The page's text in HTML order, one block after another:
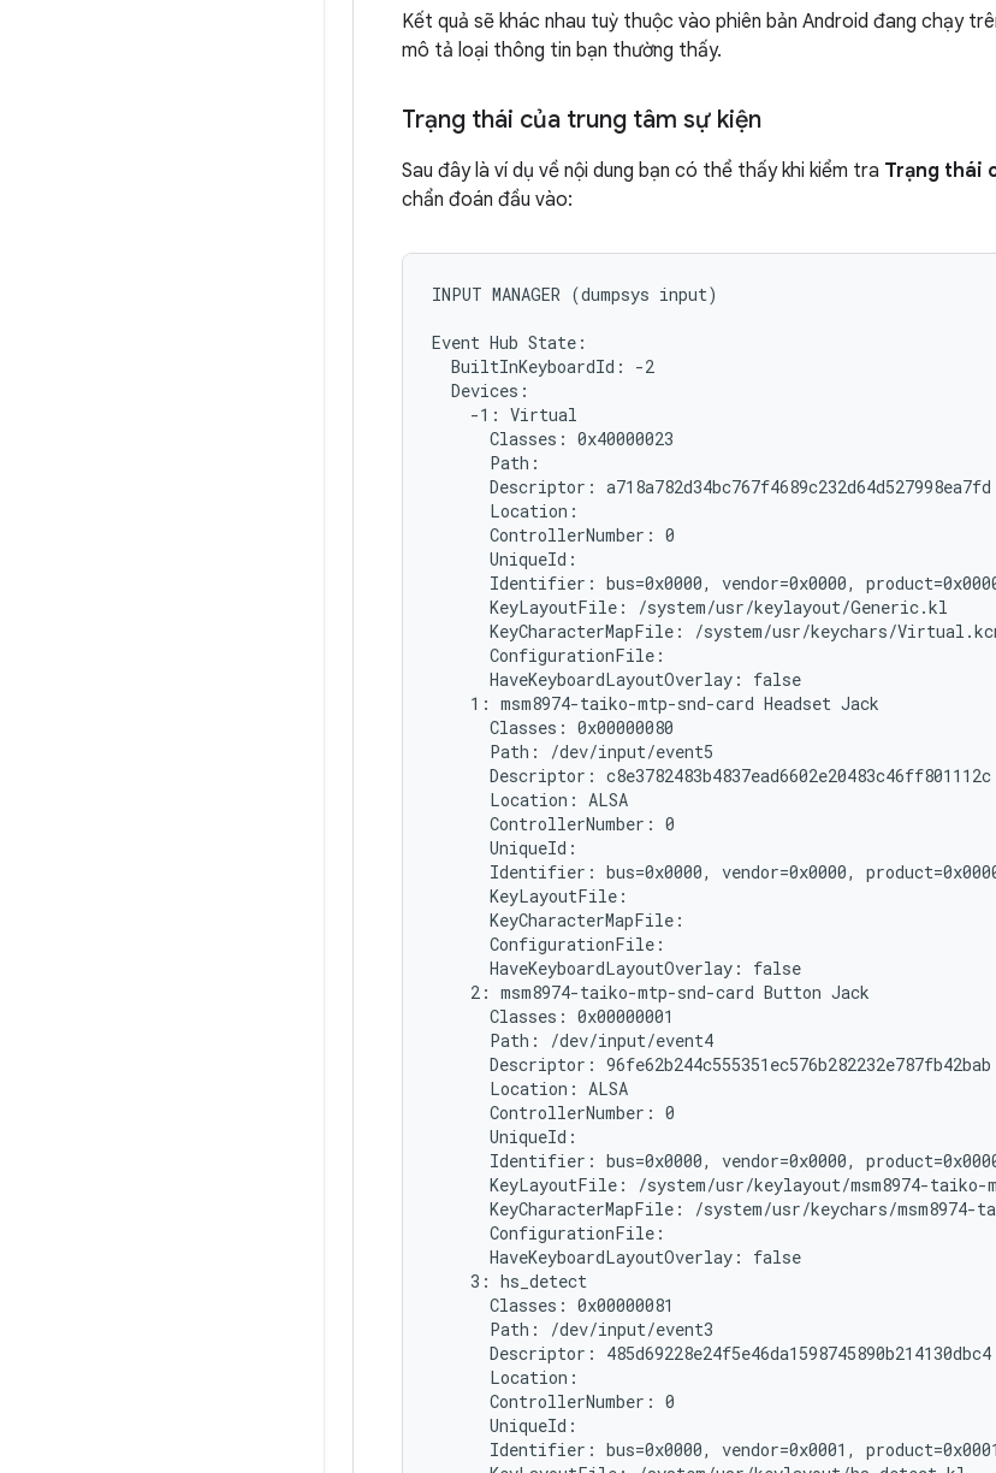
Kết quả sẽ khác nhau tuỳ thuộc vào phiên bản Android đang chạy
mô tả loại thông tin bạn thường thấy.
Trạng thái của trung tâm sự kiện
Sau đây là ví dụ về nội dung bạn có thể thấy khi kiểm tra Trạng thái
chẩn đoán đầu vào:
INPUT MANAGER (dumpsys input)
Event Hub State:
  BuiltInKeyboardId: -2
  Devices:
    -1: Virtual
      Classes: 0x40000023
      Path:
      Descriptor: a718a782d34bc767f4689c232d64d527998ea7fd
      Location:
      ControllerNumber: 0
      UniqueId:
Identifier: bus=0x0000, vendor=0x0000,
      KeyLayoutFile: /system/usr/keylayout/Generic.kl
KeyCharacterMapFile: /system/usr/keychars/
      ConfigurationFile:
      HaveKeyboardLayoutOverlay: false
    1: msm8974-taiko-mtp-snd-card Headset Jack
      Classes: 0x00000080
      Path: /dev/input/event5
      Descriptor: c8e3782483b4837ead6602e20483c46ff801112c
      Location: ALSA
      ControllerNumber: 0
      UniqueId:
Identifier: bus=0x0000, vendor=0x0000,
      KeyLayoutFile:
      KeyCharacterMapFile:
      ConfigurationFile:
      HaveKeyboardLayoutOverlay: false
    2: msm8974-taiko-mtp-snd-card Button Jack
      Classes: 0x00000001
      Path: /dev/input/event4
      Descriptor: 96fe62b244c555351ec576b282232e787fb42bab
      Location: ALSA
      ControllerNumber: 0
      UniqueId:
Identifier: bus=0x0000, vendor=0x0000,
KeyLayoutFile: /system/usr/keylayout/msm8974-taiko-
KeyCharacterMapFile: /system/usr/keychars/msm8974-
      ConfigurationFile:
      HaveKeyboardLayoutOverlay: false
    3: hs_detect
      Classes: 0x00000081
      Path: /dev/input/event3
      Descriptor: 485d69228e24f5e46da1598745890b214130dbc4
      Location:
      ControllerNumber: 0
      UniqueId:
Identifier: bus=0x0000, vendor=0x0001,